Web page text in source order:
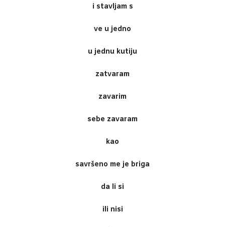
i stavljam s
ve u jedno
u jednu kutiju
zatvaram
zavarim
sebe zavaram
kao
savršeno me je briga
da li si
ili nisi